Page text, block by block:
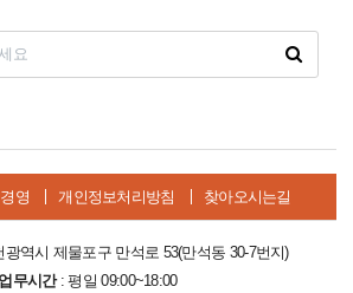
영 개인정보처리방침 찾아오시는길
광역시 제물포구 만석로 53(만석동 30-7번지)
업무시간: 평일 09:00~18:00